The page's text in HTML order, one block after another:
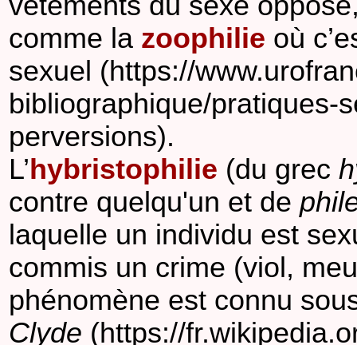
comme la zoophilie où
sexuel (https://
bibliographique/pratiques-
perversions).
L’ hybristophilie (du grec
contre quelqu'un et de
laquelle un individu est
commis un crime (viol,
phénomène est connu
Clyde (https://